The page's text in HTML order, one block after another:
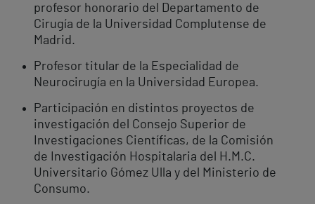
profesor honorario del Departamento de
Cirugía de la Universidad Complutense de
Madrid.
Profesor titular de la Especialidad de
Neurocirugía en la Universidad Europea.
Participación en distintos proyectos de
investigación del Consejo Superior de
Investigaciones Científicas, de la Comisión
de Investigación Hospitalaria del H.M.C.
Universitario Gómez Ulla y del Ministerio de
Consumo.